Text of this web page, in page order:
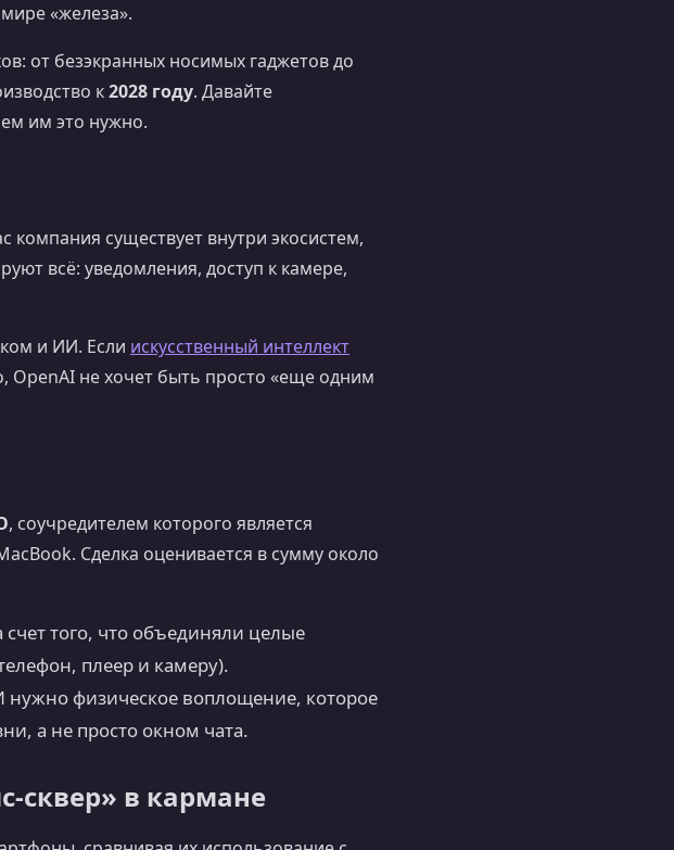
«железа».
от безэкранных носимых гаджетов до
к2028 году. Давайте
им это нужно.
компания существует внутри экосистем,
всё: уведомления, доступ к камере,
и ИИ. Если искусственный интеллект
OpenAI не хочет быть просто «еще одним
, соучредителем которого является
Сделка оценивается в сумму около
счет того, что объединяли целые
плеер и камеру).
нужно физическое воплощение, которое
а не просто окном чата.
сквер» в кармане